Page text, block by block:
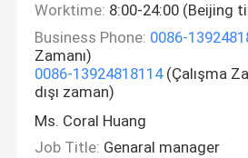
Worktime: 8:00-24:00 (Beijing
Business Phone: 0086-
Zamanı)
0086-13924818114(Çalışma
dışı zaman)
Ms. Coral Huang
Job Title: Genaral manager